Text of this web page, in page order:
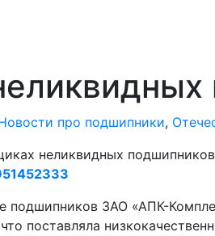
про подшипники,
неликвидных подшипников
ЗАО «АПК-
поставляла